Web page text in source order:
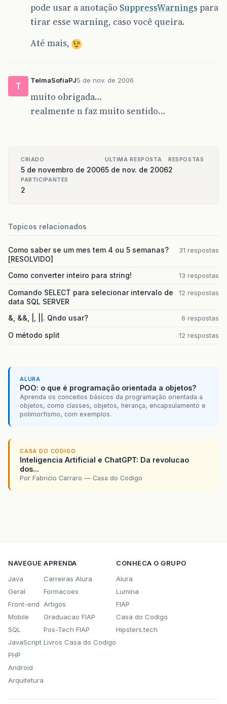
pode usar a anotação SuppressWarnings para
tirar esse warning, caso você queira.
Até mais,
T
TelmaSofiaPJ5 de nov. de 2006
muito obrigada…
realmente n faz muito sentido…
CRIADO
5 de novembro de 2006
ULTIMA RESPOSTA
5 de nov. de 2006
RESPOSTAS
2
PARTICIPANTES
2
Topicos relacionados
Como saber se um mes tem 4 ou 5 semanas?
[RESOLVIDO]
31 respostas
Como converter inteiro para string! 13 respostas
Comando SELECT para selecionar intervalo de
data SQL SERVER
12 respostas
&, &&, |, ||. Qndo usar? 6 respostas
O método split 12 respostas
ALURA
POO: o que é programação orientada a objetos?
Aprenda os conceitos básicos da programação orientada a
objetos, como classes, objetos, herança, encapsulamento e
polimorfismo, com exemplos.
CASA DO CODIGO
Inteligencia Artificial e ChatGPT: Da revolucao
dos...
Por Fabricio Carraro — Casa do Codigo
NAVEGUE
Java
Geral
Front-end
Mobile
SQL
JavaScript
PHP
Android
Arquitetura
APRENDA
Carreiras Alura
Formacoes
Artigos
Graduacao FIAP
Pos-Tech FIAP
Livros Casa do Codigo
CONHECA O GRUPO
Alura
Lumina
FIAP
Casa do Codigo
Hipsters.tech